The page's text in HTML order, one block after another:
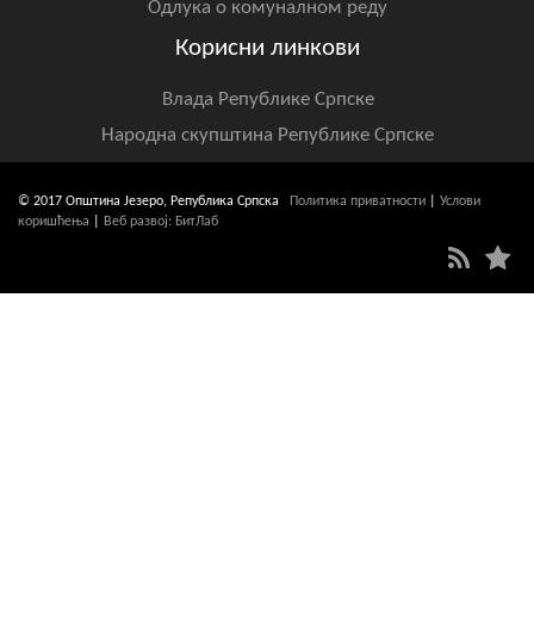
Одлука о комуналном реду
Корисни линкови
Влада Републике Српске
Народна скупштина Републике Српске
© 2017 Општина Језеро, Република Српска Политика приватности
Услови
коришћења
Веб развој: БитЛаб